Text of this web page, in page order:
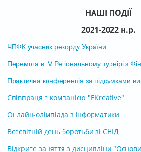
НАШІ ПОДІЇ
2021-2022 н.р.
ЧПФК учасник рекорду України
Перемога в ІV Регіональному турнірі з
Практична конференція за підсумками
Співпраця з компанією "EKreative"
Онлайн-олімпіада з інформатики
Всесвітній день боротьби зі СНІД
Відкрите заняття з дисципліни "Основи